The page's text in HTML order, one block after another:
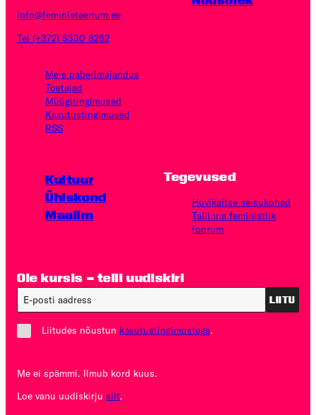
info@feministeerium.ee
Tel (+372) 5330 8262
Meie paberimajandus
Toetajad
Müügitingimused
Kasutus­tingimused
RSS
Kultuur
Ühiskond
Maailm
Tegevused
Huvikaitse seisukohad
Tallinna feministlik
foorum
Ole kursis – telli uudiskiri
LIITU
Liitudes nõustun kasutustingimustega.
Me ei spämmi. Ilmub kord kuus.
Loe vanu uudiskirju siit.